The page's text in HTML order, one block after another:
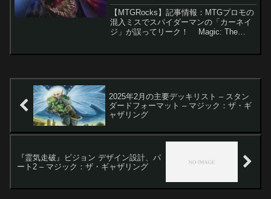
ザリング
【MTGRocks】記事情報：MTGプロモの
混入ミスでスパイダーマンの「カーネイ
ジ」が誤ってリーク！ Magic: The
2025年2月の主要デッキリスト – スタン
ダードフォーマット – マジック：ザ・ギ
ャザリング
『霊気走破』ビジョン デザイン設計、パ
ート2 – マジック：ザ・ギャザリング